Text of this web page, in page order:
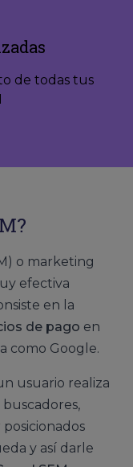
de todas tus
o marketing
efectiva
en la
de pago en
como Google.
usuario realiza
y así darle